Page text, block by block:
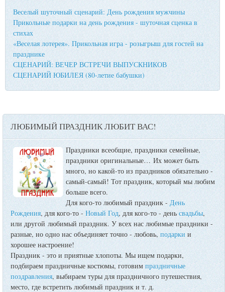
Веселый шуточный сценарий: День рождения мужчины
Прикольные подарки на день рождения - шуточная сценка в
стихах
«Веселая лотерея». Прикольная игра - розыгрыш для гостей на
празднике
СЦЕНАРИЙ: ВЕЧЕР ВСТРЕЧИ ВЫПУСКНИКОВ
СЦЕНАРИЙ ЮБИЛЕЯ (80-летие бабушки)
ЛЮБИМЫЙ ПРАЗДНИК ЛЮБИТ ВАС!
Праздники всеобщие, праздники семейные,
праздники оригинальные… Их может быть
много, но какой-то из праздников обязательно -
самый-самый! Тот праздник, который мы любим
больше всего.
Для кого-то любимый праздник - День
Рождения, для кого-то -Новый Год, для кого-то - деньсвадьбы,
или другой любимый праздник. У всех нас любимые праздники -
разные, но одно нас объединяет точно - любовь,подаркии
хорошее настроение!
Праздник - это и приятные хлопоты. Мы ищем подарки,
подбираем праздничные костюмы, готовимпраздничные
поздравления, выбираем туры для праздничного путешествия,
место, где встретить любимый праздник и т. д.